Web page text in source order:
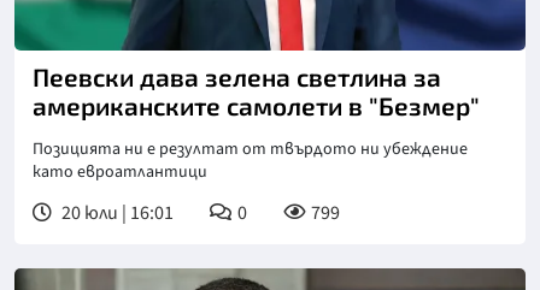
Пеевски дава зелена светлина за
американските самолети в "Безмер"
Позицията ни е резултат от твърдото ни убеждение
като евроатлантици
20 юли | 16:01 0 799